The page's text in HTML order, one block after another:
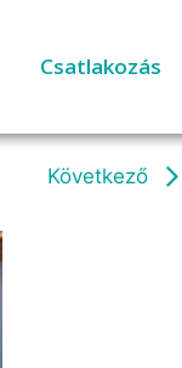
Csatlakozás
Következő